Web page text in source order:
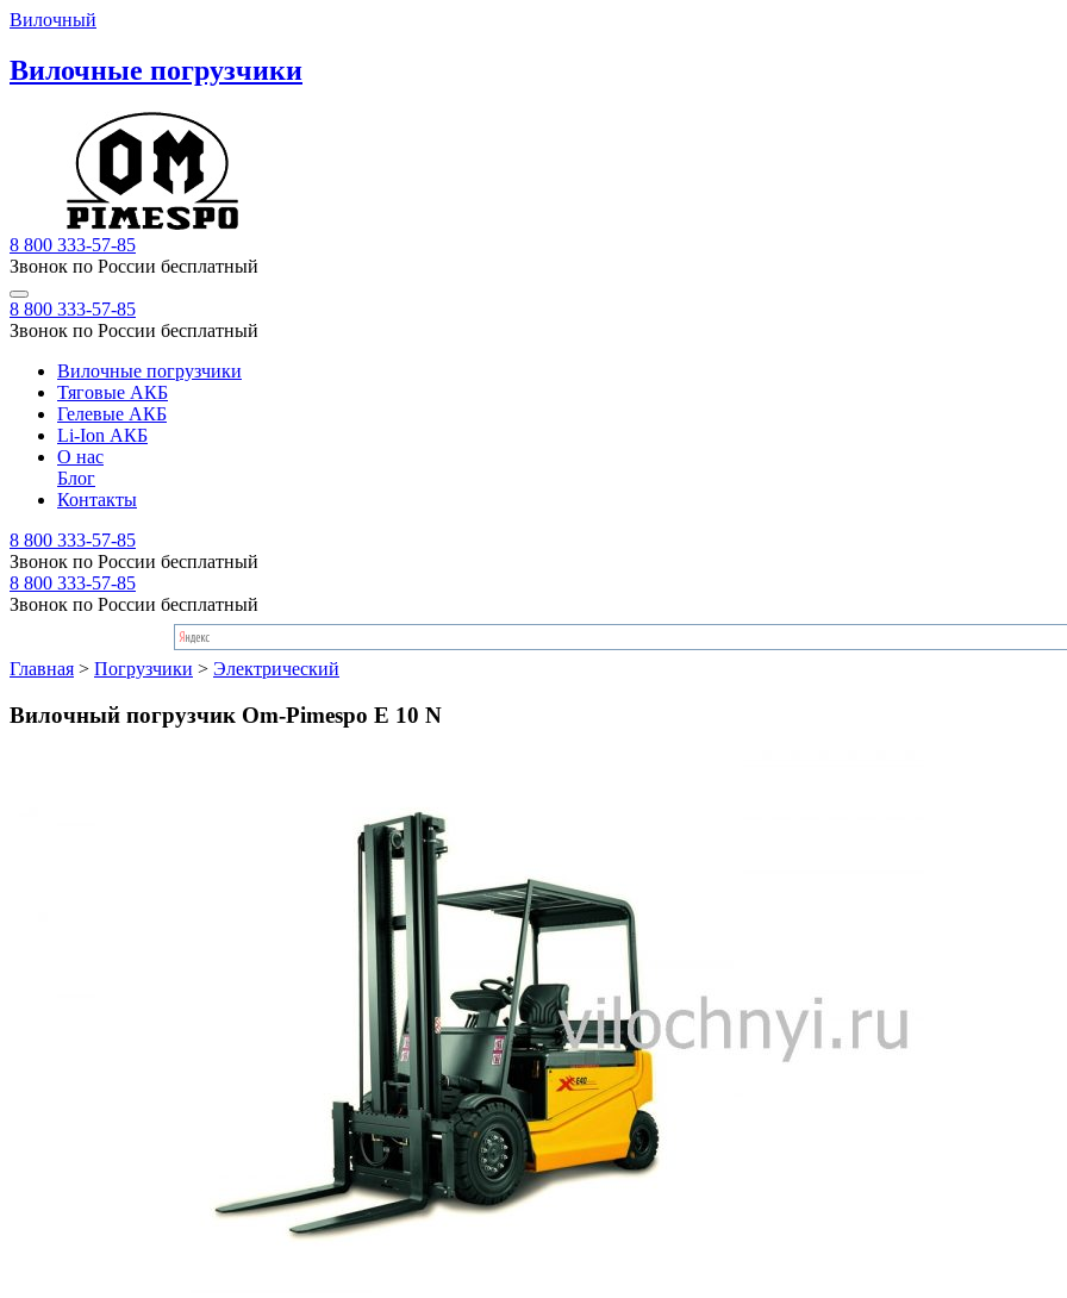
Вилочный
Вилочные погрузчики
8 800 333-57-85
Звонок по России бесплатный
8 800 333-57-85
Звонок по России бесплатный
Вилочные погрузчики
Тяговые АКБ
Гелевые АКБ
Li-Ion АКБ
О нас
Блог
Контакты
8 800 333-57-85
Звонок по России бесплатный
8 800 333-57-85
Звонок по России бесплатный
Главная > Погрузчики > Электрический
Вилочный погрузчик Om-Pimespo E 10 N